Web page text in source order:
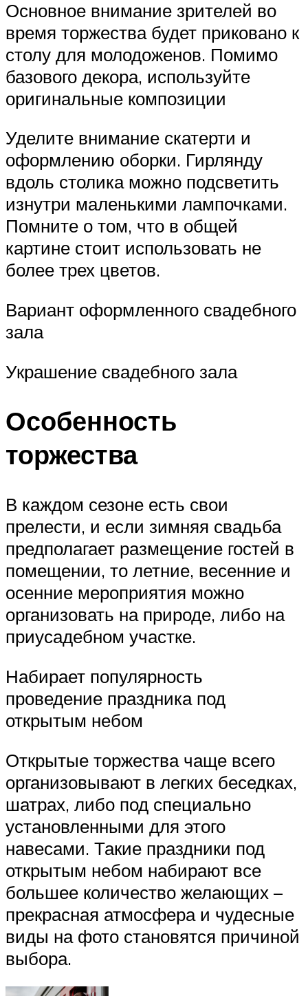
Основное внимание зрителей во
время торжества будет приковано к
столу для молодоженов. Помимо
базового декора, используйте
оригинальные композиции
Уделите внимание скатерти и
оформлению оборки. Гирлянду
вдоль столика можно подсветить
изнутри маленькими лампочками.
Помните о том, что в общей
картине стоит использовать не
более трех цветов.
Вариант оформленного свадебного
зала
Украшение свадебного зала
Особенность
торжества
В каждом сезоне есть свои
прелести, и если зимняя свадьба
предполагает размещение гостей в
помещении, то летние, весенние и
осенние мероприятия можно
организовать на природе, либо на
приусадебном участке.
Набирает популярность
проведение праздника под
открытым небом
Открытые торжества чаще всего
организовывают в легких беседках,
шатрах, либо под специально
установленными для этого
навесами. Такие праздники под
открытым небом набирают все
большее количество желающих –
прекрасная атмосфера и чудесные
виды на фото становятся причиной
выбора.